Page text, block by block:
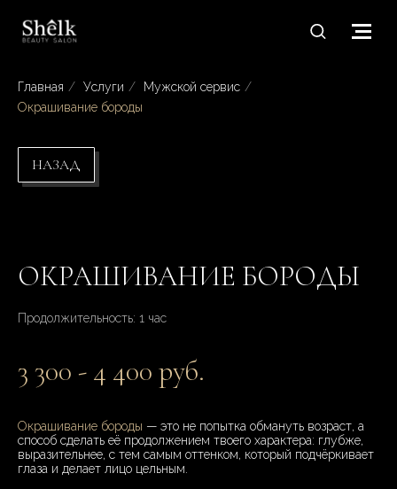
Главная / Услуги / Мужской сервис /
Окрашивание бороды
НАЗАД
ОКРАШИВАНИЕ БОРОДЫ
Продолжительность: 1 час
3 300 - 4 400 руб.
Окрашивание бороды — это не попытка обмануть возраст, а
способ сделать её продолжением твоего характера: глубже,
выразительнее, с тем самым оттенком, который подчёркивает
глаза и делает лицо цельным.